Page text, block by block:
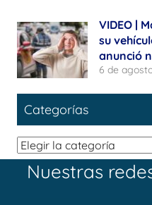
VIDEO |
su
anunció
6 de
Categorías
Categorías
Nuestras